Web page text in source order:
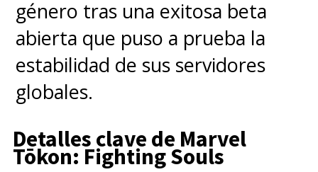
competición, pero Frémaux no
descarta que finalmente se
integre en la carrera por la
Palma de Oro, ya que la
"invitación está hecha" y falta la
respuesta final de los
género tras una exitosa beta
abierta que puso a prueba la
estabilidad de sus servidores
globales.
Detalles clave de Marvel
Tōkon: Fighting Souls